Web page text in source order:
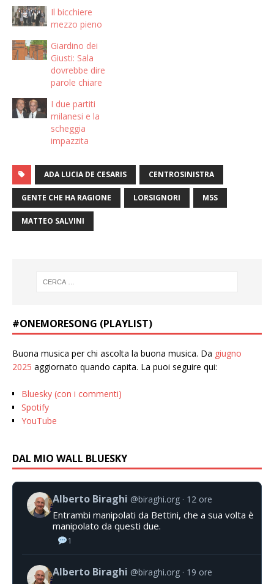
Il bicchiere
mezzo pieno
Giardino dei
Giusti: Sala
dovrebbe dire
parole chiare
I due partiti
milanesi e la
scheggia
impazzita
ADA LUCIA DE CESARIS CENTROSINISTRA
GENTE CHE HA RAGIONE LORSIGNORI M5S
MATTEO SALVINI
#ONEMORESONG (PLAYLIST)
Buona musica per chi ascolta la buona musica. Da giugno
2025 aggiornato quando capita. La puoi seguire qui:
Bluesky (con i commenti)
Spotify
YouTube
DAL MIO WALL BLUESKY
Alberto Biraghi @biraghi.org 12 ore
Entrambi manipolati da Bettini, che a sua volta è
manipolato da questi due.
1
Alberto Biraghi @biraghi.org 19 ore